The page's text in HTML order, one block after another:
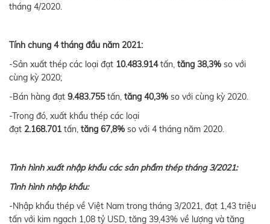
tháng 4/2020.
Tính chung 4 tháng đầu năm 2021:
-Sản xuất thép các loại đạt 10.483.914tấn, tăng 38,3% so với
cùng kỳ 2020;
-Bán hàng đạt 9.483.755tấn, tăng 40,3% so với cùng kỳ 2020.
-Trong đó, xuất khẩu thép các loại
đạt 2.168.701 tấn, tăng 67,8% so với 4 tháng năm 2020.
Tình hình xuất nhập khẩu các sản phẩm thép tháng 3/2021:
Tình hình nhập khẩu:
-Nhập khẩu thép về Việt Nam trong tháng 3/2021, đạt 1,43 triệu
tấn với kim ngạch 1,08 tỷ USD, tăng 39,43% về lượng và tăng